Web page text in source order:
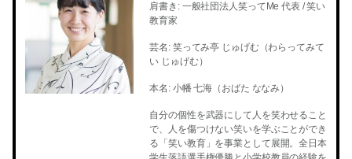
肩書き: 一般社団法人笑ってMe 代表 / 笑い
教育家
芸名: 笑ってみ亭 じゅげむ（わらってみて
い じゅげむ）
本名: 小幡 七海（おばた ななみ）
自分の個性を武器にして人を笑わせること
で、人を傷つけない笑いを学ぶことができ
る「笑い教育」を事業として展開。全日本